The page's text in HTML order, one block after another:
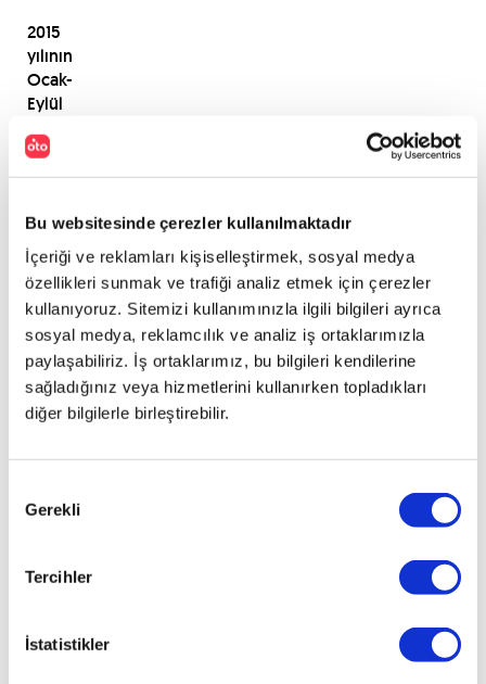
Bu websitesinde çerezler kullanılmaktadır
İçeriği ve reklamları kişiselleştirmek, sosyal medya
özellikleri sunmak ve trafiği analiz etmek için çerezler
kullanıyoruz. Sitemizi kullanımınızla ilgili bilgileri ayrıca
sosyal medya, reklamcılık ve analiz iş ortaklarımızla
paylaşabiliriz. İş ortaklarımız, bu bilgileri kendilerine
sağladığınız veya hizmetlerini kullanırken topladıkları
diğer bilgilerle birleştirebilir.
Seçimi
Gerekli
Tercihler
İstatistikler
2015
yılının
Ocak-
Eylül
Türkiye,
2014
aynı
dönemine
göre
%36,57’lik
bir
artış
gerçekleştirerek Avrupa
ülkelerinde
en
artışa
6.